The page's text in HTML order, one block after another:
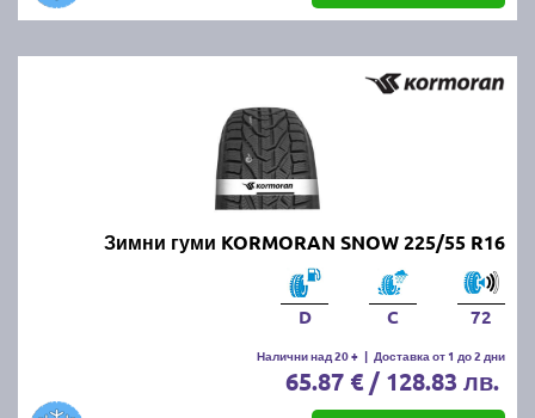
Зимни гуми KORMORAN SNOW 225/55 R16
D C 72
Налични над 20 + | Доставка от 1 до 2 дни
65.87 € / 128.83 лв.